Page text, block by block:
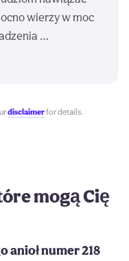
wierzy w moc
…
disclaimerfor details.
mogą Cię
anioł numer 218